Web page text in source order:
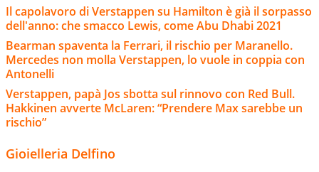
Il capolavoro di Verstappen su Hamilton è già il sorpasso
dell'anno: che smacco Lewis, come Abu Dhabi 2021
Bearman spaventa la Ferrari, il rischio per Maranello.
Mercedes non molla Verstappen, lo vuole in coppia con
Antonelli
Verstappen, papà Jos sbotta sul rinnovo con Red Bull.
Hakkinen avverte McLaren: “Prendere Max sarebbe un
rischio”
Gioielleria Delfino